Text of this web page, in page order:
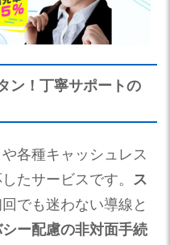
ン！丁寧サポートの
各種キャッシュレス
たサービスです。 ス
回でも迷わない導線と
ー配慮の非対面手続